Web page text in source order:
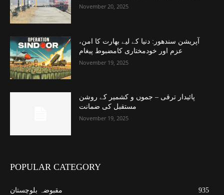
November 20, 2025
آپریشن سندھور: دنیا کے لیے بھارت کا امن،
عزم اور خودمختاری کامضبوط پیغام
November 19, 2025
پائیدار ترقی – جموں و کشمیر کے روشن
مستقبل کی ضمانت
November 19, 2025
POPULAR CATEGORY
مقبوضہ بلوچستان
935